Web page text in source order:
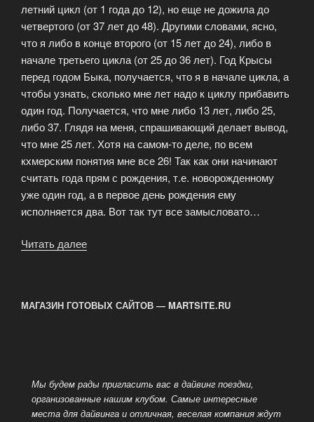
летний цикл (от 1 года до 12), но еще не дожила до
четвертого (от 37 лет до 48). Другими словами, ясно,
что я либо в конце второго (от 15 лет до 24), либо в
начале третьего цикла (от 25 до 36 лет). Год Крысы
перед годом Быка, получается, что я в начале цикла, а
чтобы узнать, сколько мне лет надо к циклу прибавить
один год. Получается, что мне либо 13 лет, либо 25,
либо 37. Глядя на меня, спрашивающий делает вывод,
что мне 25 лет. Хотя на самом-то деле, по всем
кхмерским понятия мне все 26! Так как они начинают
считать года прям с рождения, т.е. новорожденному
уже один год, а в первое день рождения ему
исполняется два. Вот так тут все замысловато…
Читать далее
Часть
МАГАЗИН ГОТОВЫХ САЙТОВ — MARTSITE.RU
Мы будем рады пригласить вас в дайвинг поездки,
организованные нашим клубом. Самые интересные
места для дайвинга и отличная, веселая компания ждут